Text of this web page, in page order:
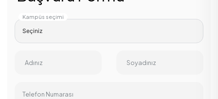
Kampüs seçimi
Adınız Soyadınız
Telefon Numarası